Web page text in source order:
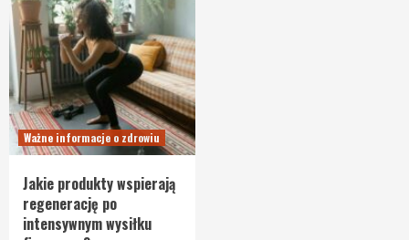
Ważne informacje o zdrowiu
Jakie produkty wspierają
regenerację po
intensywnym wysiłku